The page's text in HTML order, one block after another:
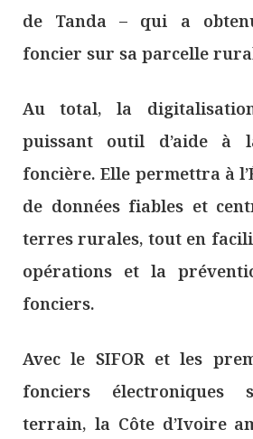
de Tanda – qui a
foncier sur sa parcelle
Au total, la
puissant outil d’aide à
foncière. Elle permettra à
de données fiables et
terres rurales, tout en
opérations et la
fonciers.
Avec le SIFOR et les
fonciers
terrain, la Côte d’Ivoire